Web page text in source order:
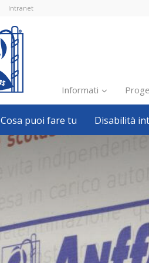
Intranet
Informati
Cosa puoi fare tu Disabilità